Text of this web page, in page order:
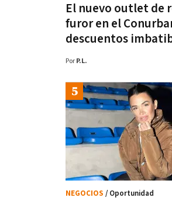
El nuevo outlet de
furor en el
descuentos
Por P.L.
NEGOCIOS / Oportunidad